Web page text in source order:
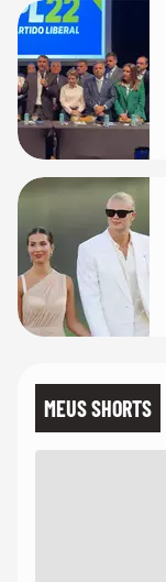
MEUS SHORTS